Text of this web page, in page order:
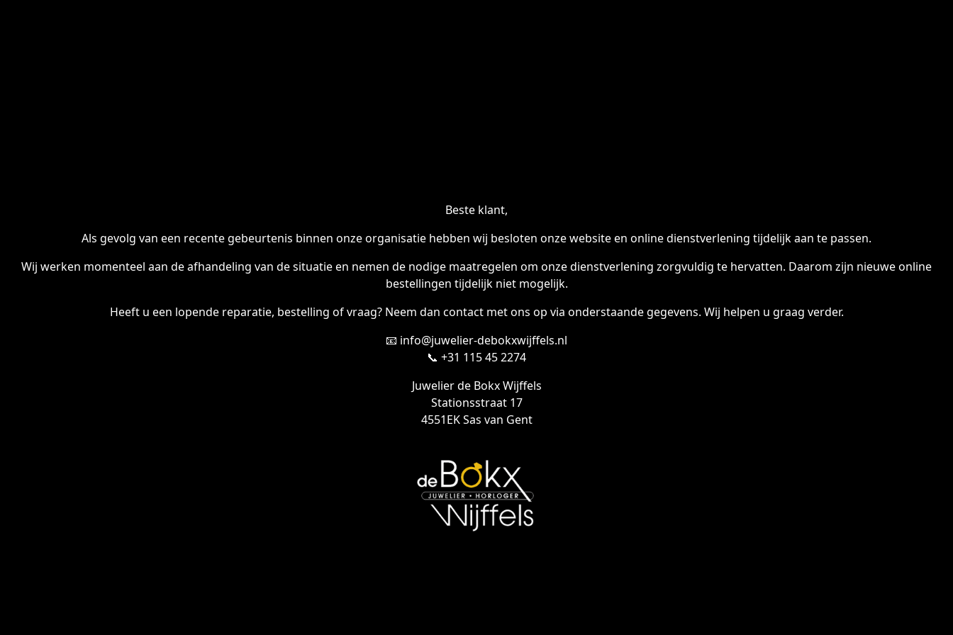
Beste klant,
Als gevolg van een recente gebeurtenis binnen onze organisatie hebben wij besloten onze website en online dienstverlening tijdelijk aan te passen.
Wij werken momenteel aan de afhandeling van de situatie en nemen de nodige maatregelen om onze dienstverlening zorgvuldig te hervatten. Daarom zijn nieuwe online
bestellingen tijdelijk niet mogelijk.
Heeft u een lopende reparatie, bestelling of vraag? Neem dan contact met ons op via onderstaande gegevens. Wij helpen u graag verder.
📧 info@juwelier-debokxwijffels.nl
📞 +31 115 45 2274
Juwelier de Bokx Wijffels
Stationsstraat 17
4551EK Sas van Gent